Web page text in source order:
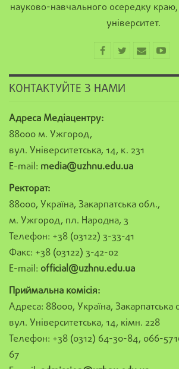
науково-навчального осередку
університет.
КОНТАКТУЙТЕ З НАМИ
Адреса Медіацентру:
88000 м. Ужгород,
вул. Університетська, 14, к. 231
E-mail: media@uzhnu.edu.ua
Ректорат:
88000, Україна, Закарпатська обл.,
м. Ужгород, пл. Народна, 3
Телефон: +38 (03122) 3-33-41
Факс: +38 (03122) 3-42-02
E-mail: official@uzhnu.edu.ua
Приймальна комісія:
Адреса: 88000, Україна,
вул. Університетська, 14, кімн. 228
Телефон: +38 (0312) 64-30-84, 066-
67